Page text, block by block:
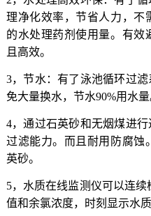
理净化效率，节省人力，不
的水处理药剂使用量。有效
且高效。
3，节水：有了泳池循环过
免大量换水，节水90%用水量
4，通过石英砂和无烟煤进
过滤能力。而且耐用防腐蚀
英砂。
5，水质在线监测仪可以连
值和余氯浓度，时刻显示水